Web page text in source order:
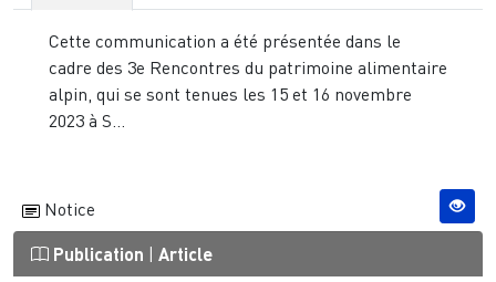
Cette communication a été présentée dans le
cadre des 3e Rencontres du patrimoine alimentaire
alpin, qui se sont tenues les 15 et 16 novembre
2023 à S...
Notice
Publication | Article